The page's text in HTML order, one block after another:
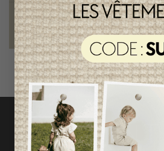
Fondation des étoiles
fiers de collaborer à une